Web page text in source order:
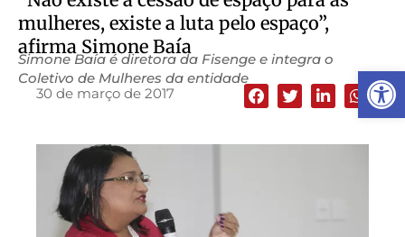
Abrir
mulheres, existe a luta pelo espaço”,
afirma Simone Baía
Simone Baía é diretora da Fisenge e integra o
Coletivo de Mulheres da entidade
30 de março de 2017